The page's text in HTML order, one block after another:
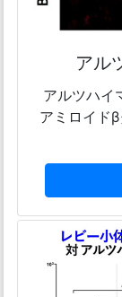
アル
アルツハイ
アミロイド